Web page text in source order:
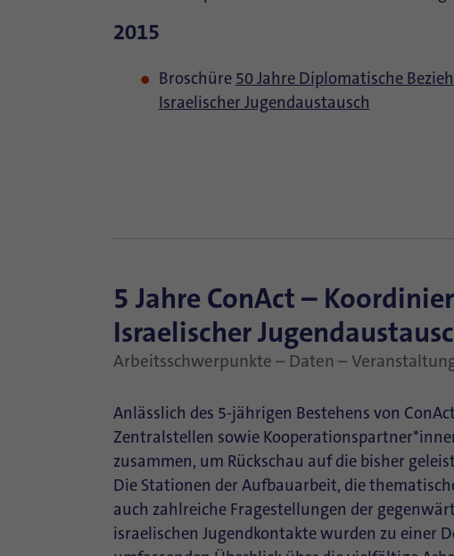
2015
Broschüre 50 Jahre Diplomatische
Israelischer Jugendaustausch
5 Jahre ConAct –
Israelischer
Arbeitsschwerpunkte – Daten –
Anlässlich des 5-jährigen Bestehens von
Zentralstellen sowie
zusammen, um Rückschau auf die bisher
Die Stationen der Aufbauarbeit, die
auch zahlreiche Fragestellungen der
israelischen Jugendkontakte wurden zu einer